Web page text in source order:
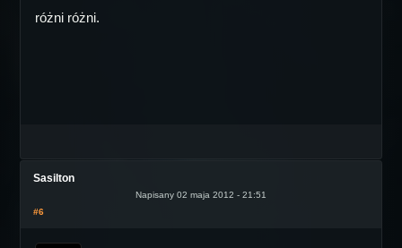
różni różni.
Sasilton
Napisany 02 maja 2012 - 21:51
#6